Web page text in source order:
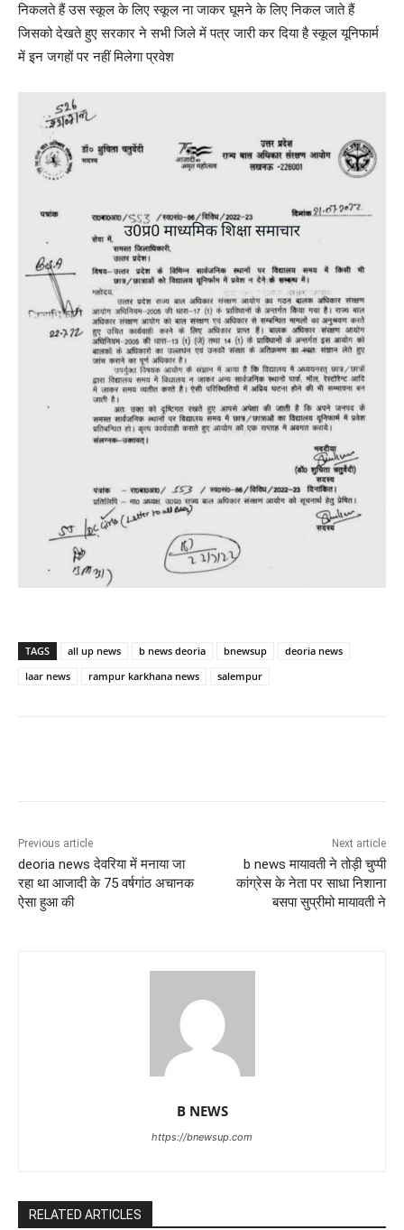
निकलते हैं उस स्कूल के लिए स्कूल ना जाकर घूमने के लिए निकल जाते हैं
जिसको देखते हुए सरकार ने सभी जिले में पत्र जारी कर दिया है स्कूल यूनिफार्म
में इन जगहों पर नहीं मिलेगा प्रवेश
TAGS all up news b news deoria bnewsup
deoria news
laar news
rampur karkhana news salempur
Previous article
deoria news देवरिया में मनाया जा
रहा था आजादी के 75 वर्षगांठ अचानक
ऐसा हुआ की
Next article
b news मायावती ने तोड़ी चुप्पी
कांग्रेस के नेता पर साधा निशाना
बसपा सुप्रीमो मायावती ने
B NEWS
https://bnewsup.com
RELATED ARTICLES